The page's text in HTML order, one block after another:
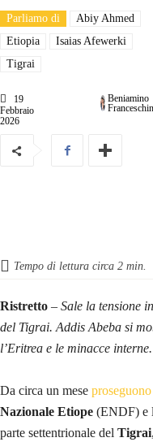
Parliamo di
Abiy Ahmed
Etiopia
Isaias Afewerki
Tigrai
19
Febbraio
2026
Beniamino
Tempo di lettura circa 2 min.
Ristretto – Sale la tensione
del Tigrai. Addis Abeba si
l’Eritrea e le minacce interne.
Da circa un mese
Nazionale Etiope (ENDF) e
parte settentrionale del Tigrai